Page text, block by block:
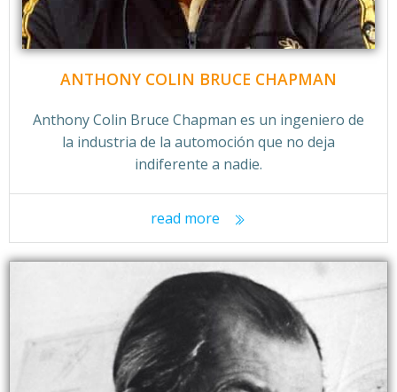
ANTHONY COLIN BRUCE CHAPMAN
Anthony Colin Bruce Chapman es un ingeniero de
la industria de la automoción que no deja
indiferente a nadie.
read more